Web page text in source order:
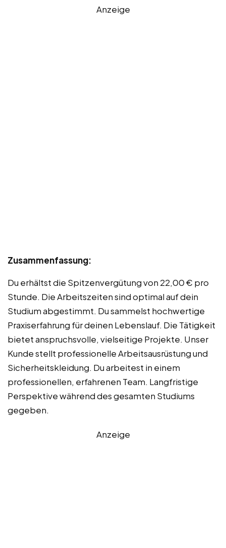
Anzeige
Zusammenfassung:
Du erhältst die Spitzenvergütung von 22,00 € pro
Stunde. Die Arbeitszeiten sind optimal auf dein
Studium abgestimmt. Du sammelst hochwertige
Praxiserfahrung für deinen Lebenslauf. Die Tätigkeit
bietet anspruchsvolle, vielseitige Projekte. Unser
Kunde stellt professionelle Arbeitsausrüstung und
Sicherheitskleidung. Du arbeitest in einem
professionellen, erfahrenen Team. Langfristige
Perspektive während des gesamten Studiums
gegeben.
Anzeige